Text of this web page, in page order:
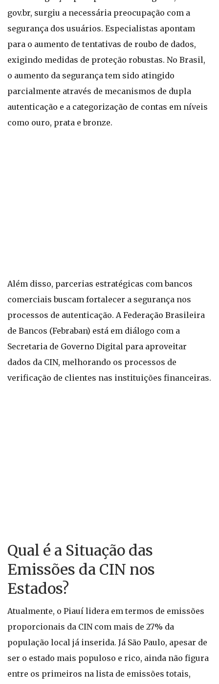
gov.br, surgiu a necessária preocupação com a
segurança dos usuários. Especialistas apontam
para o aumento de tentativas de roubo de dados,
exigindo medidas de proteção robustas. No Brasil,
o aumento da segurança tem sido atingido
parcialmente através de mecanismos de dupla
autenticação e a categorização de contas em níveis
como ouro, prata e bronze.
Além disso, parcerias estratégicas com bancos
comerciais buscam fortalecer a segurança nos
processos de autenticação. A Federação Brasileira
de Bancos (Febraban) está em diálogo com a
Secretaria de Governo Digital para aproveitar
dados da CIN, melhorando os processos de
verificação de clientes nas instituições financeiras.
Qual é a Situação das
Emissões da CIN nos
Estados?
Atualmente, o Piauí lidera em termos de emissões
proporcionais da CIN com mais de 27% da
população local já inserida. Já São Paulo, apesar de
ser o estado mais populoso e rico, ainda não figura
entre os primeiros na lista de emissões totais,